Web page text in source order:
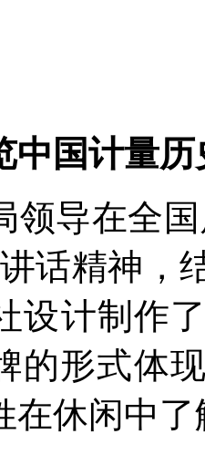
中国计量历
导在全国
话精神，
设计制作
的形式体
在休闲中